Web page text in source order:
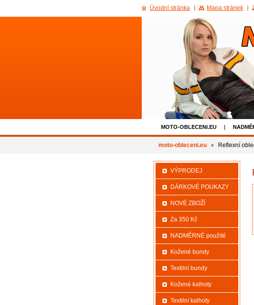
MOTO-OBLECENI.EU
500KC_SLEVA AKCE 50%
moto-obleceni.eu Reflexní
VÝPRODEJ
DÁRKOVÉ POUKAZY
NOVÉ ZBOŽÍ
Za 350 Kč
NADMĚRNÉ použité
Kožené bundy
Textilní bundy
Kožené kalhoty
Textilní kalhoty
Úvodní stránka Mapa stránek